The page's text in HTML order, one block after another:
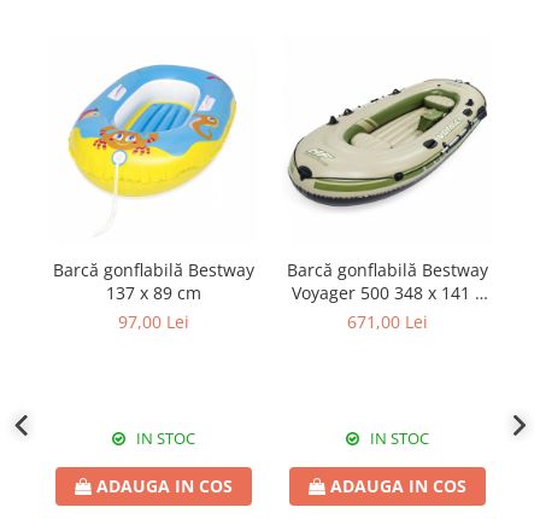
Barcă gonflabilă Bestway
137 x 89 cm
97,00 Lei
IN STOC
ADAUGA IN COS
Barcă gonflabilă Bestway
Voyager 500 348 x 141 x
51 cm
671,00 Lei
IN STOC
ADAUGA IN COS